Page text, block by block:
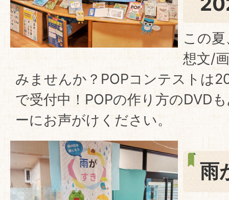
この
想文/
みませんか？POPコンテストは
で受付中！POPの作り方のDVD
ーにお声がけください。
雨